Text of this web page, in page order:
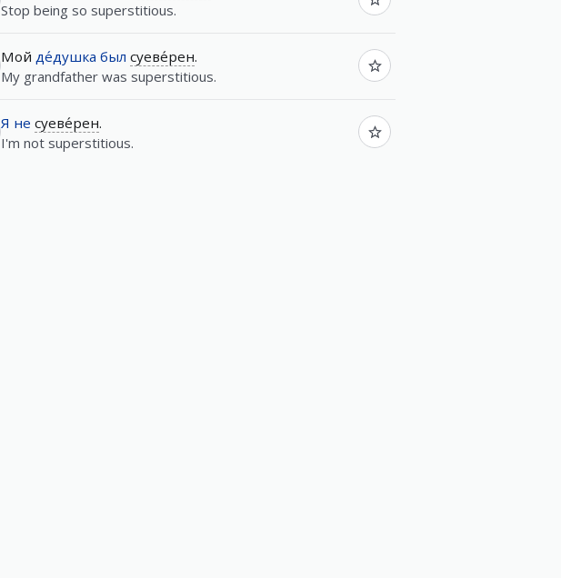
Stop being so superstitious.
Мой де́душка был суеве́рен.
My grandfather was superstitious.
Я не суеве́рен.
I'm not superstitious.